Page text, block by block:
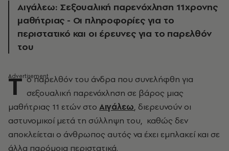
Αιγάλεω: Σεξουαλική παρενόχληση 11χρονης
μαθήτριας - Οι πληροφορίες για το
περιστατικό και οι έρευνες για το παρελθόν
του
Τ ο παρελθόν του άνδρα που συνελήφθη για
σεξουαλική παρενόχληση σε βάρος μιας
μαθήτριας 11 ετών στο Αιγάλεω, διερευνούν οι
αστυνομικοί μετά τη σύλληψη του, καθώς δεν
αποκλείεται ο άνθρωπος αυτός να έχει εμπλακεί και σε
άλλα παρόμοια περιστατικά.